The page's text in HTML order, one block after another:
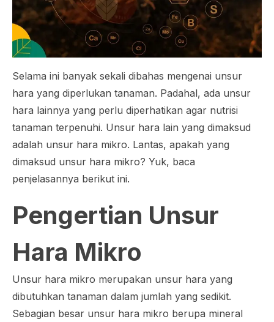
Selama ini banyak sekali dibahas mengenai unsur
hara yang diperlukan tanaman. Padahal, ada unsur
hara lainnya yang perlu diperhatikan agar nutrisi
tanaman terpenuhi. Unsur hara lain yang dimaksud
adalah unsur hara mikro. Lantas, apakah yang
dimaksud unsur hara mikro? Yuk, baca
penjelasannya berikut ini.
Pengertian Unsur
Hara Mikro
Unsur hara mikro merupakan unsur hara yang
dibutuhkan tanaman dalam jumlah yang sedikit.
Sebagian besar unsur hara mikro berupa mineral